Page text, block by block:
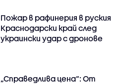
Пожар в рафинерия в руския
Краснодарски край след
украински удар с дронове
„Справедлива цена“: От